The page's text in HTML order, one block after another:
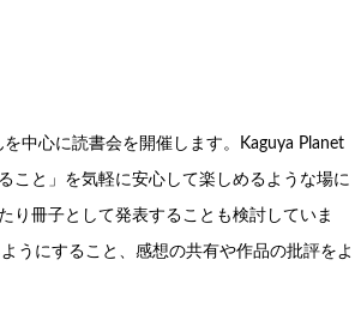
中心に読書会を開催します。Kaguya Planet
こと」を気軽に安心して楽しめるような場に
り冊子として発表することも検討していま
うにすること、感想の共有や作品の批評をよ